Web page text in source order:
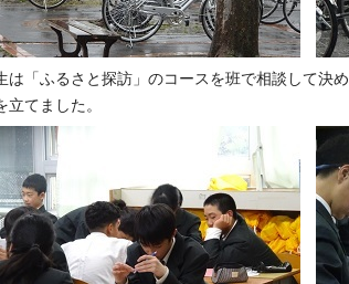
「ふるさと探訪」のコースを班で相談して決
立てました。